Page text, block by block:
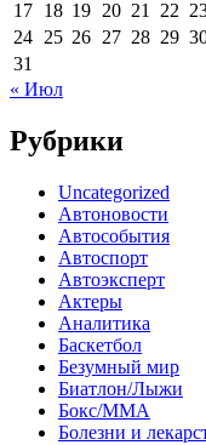
17 18 19 20 21 22
24 25 26 27 28 29
31
« Июл
Рубрики
Uncategorized
Автоновости
Автособытия
Автоспорт
Автоэксперт
Актеры
Аналитика
Баскетбол
Безумный мир
Биатлон/Лыжи
Бокс/MMA
Болезни и